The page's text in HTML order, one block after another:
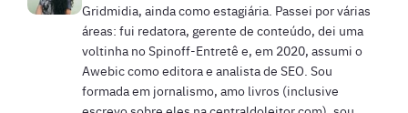
Gridmidia, ainda como estagiária. Passei por várias
áreas: fui redatora, gerente de conteúdo, dei uma
voltinha no Spinoff-Entretê e, em 2020, assumi o
Awebic como editora e analista de SEO. Sou
formada em jornalismo, amo livros (inclusive